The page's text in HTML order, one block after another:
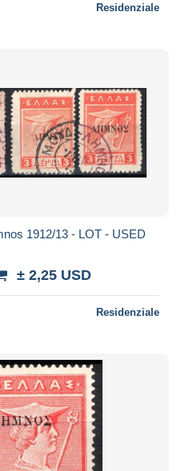
Residenziale
1912/13 - LOT - USED
± 2,25 USD
Residenziale